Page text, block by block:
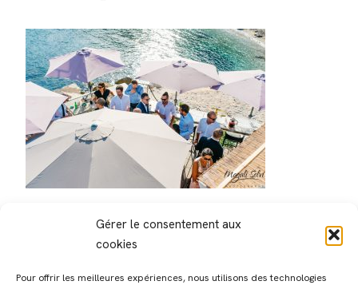
Gérer le consentement aux
cookies
Pour offrir les meilleures expériences, nous utilisons des technologies